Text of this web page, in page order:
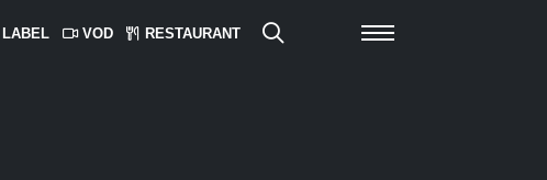
LABEL VOD RESTAURANT